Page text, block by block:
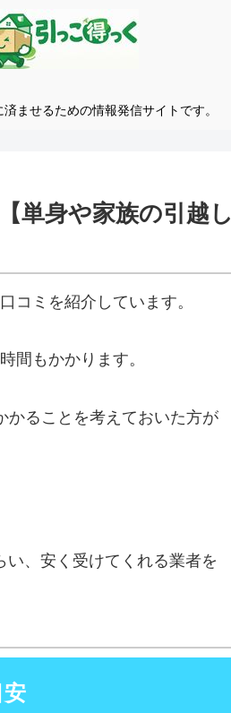
ませるための情報発信サイトです。
単身や家族の引越し
コミを紹介しています。
間もかかります。
かることを考えておいた方が
、安く受けてくれる業者を